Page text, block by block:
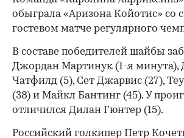
обыграла «Аризона Койотис» со
гостевом матче регулярного
В составе победителей шайбы
Джордан Мартинук (1-я минута),
Чатфилд (5), Сет Джарвис (27),
(38) и Майкл Бантинг (45). У
отличился Дилан Гюнтер (15).
Российский голкипер Петр